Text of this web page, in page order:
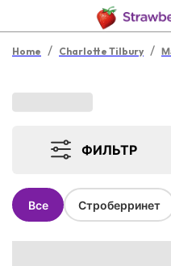
Home / Charlotte Tilbury /
ФИЛЬТР
Все Строберринет